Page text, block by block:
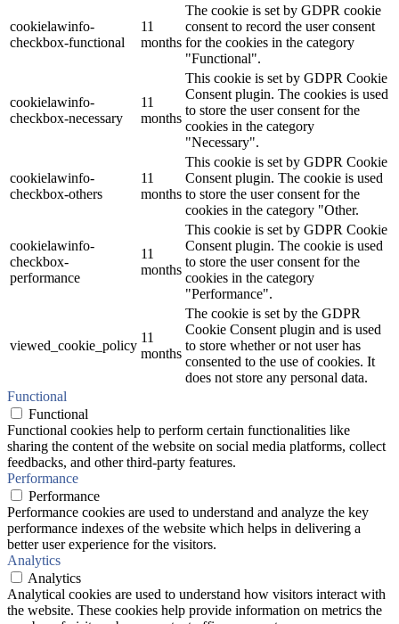
cookielawinfo-
checkbox-functional
11
months
The cookie is set by GDPR cookie
consent to record the user consent
for the cookies in the category
"Functional".
cookielawinfo-
checkbox-necessary
11
months
This cookie is set by GDPR Cookie
Consent plugin. The cookies is used
to store the user consent for the
cookies in the category
"Necessary".
cookielawinfo-
checkbox-others
11
months
This cookie is set by GDPR Cookie
Consent plugin. The cookie is used
to store the user consent for the
cookies in the category "Other.
cookielawinfo-
checkbox-
performance
11
months
This cookie is set by GDPR Cookie
Consent plugin. The cookie is used
to store the user consent for the
cookies in the category
"Performance".
viewed_cookie_policy
11
months
The cookie is set by the GDPR
Cookie Consent plugin and is used
to store whether or not user has
consented to the use of cookies. It
does not store any personal data.
Functional
Functional
Functional cookies help to perform certain functionalities like
sharing the content of the website on social media platforms, collect
feedbacks, and other third-party features.
Performance
Performance
Performance cookies are used to understand and analyze the key
performance indexes of the website which helps in delivering a
better user experience for the visitors.
Analytics
Analytics
Analytical cookies are used to understand how visitors interact with
the website. These cookies help provide information on metrics the